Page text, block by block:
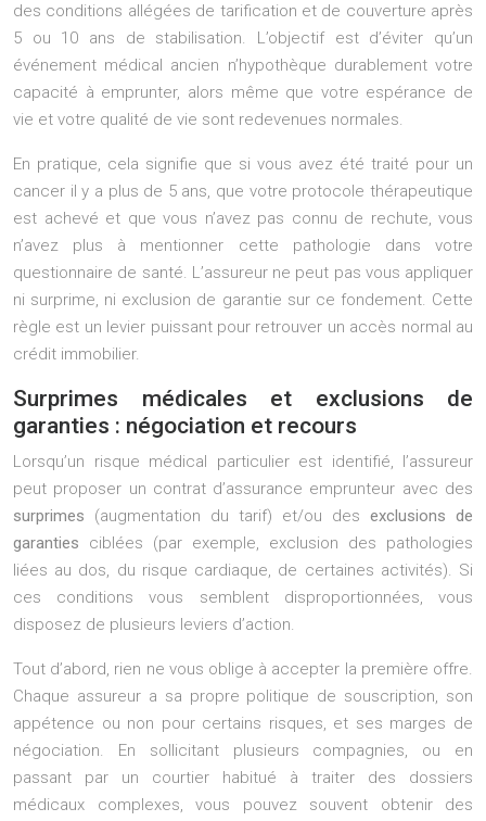
des conditions allégées de tarification et de couverture après
5 ou 10 ans de stabilisation. L’objectif est d’éviter qu’un
événement médical ancien n’hypothèque durablement votre
capacité à emprunter, alors même que votre espérance de
vie et votre qualité de vie sont redevenues normales.
En pratique, cela signifie que si vous avez été traité pour un
cancer il y a plus de 5 ans, que votre protocole thérapeutique
est achevé et que vous n’avez pas connu de rechute, vous
n’avez plus à mentionner cette pathologie dans votre
questionnaire de santé. L’assureur ne peut pas vous appliquer
ni surprime, ni exclusion de garantie sur ce fondement. Cette
règle est un levier puissant pour retrouver un accès normal au
crédit immobilier.
Surprimes médicales et exclusions de
garanties : négociation et recours
Lorsqu’un risque médical particulier est identifié, l’assureur
peut proposer un contrat d’assurance emprunteur avec des
surprimes (augmentation du tarif) et/ou des exclusions de
garanties ciblées (par exemple, exclusion des pathologies
liées au dos, du risque cardiaque, de certaines activités). Si
ces conditions vous semblent disproportionnées, vous
disposez de plusieurs leviers d’action.
Tout d’abord, rien ne vous oblige à accepter la première offre.
Chaque assureur a sa propre politique de souscription, son
appétence ou non pour certains risques, et ses marges de
négociation. En sollicitant plusieurs compagnies, ou en
passant par un courtier habitué à traiter des dossiers
médicaux complexes, vous pouvez souvent obtenir des